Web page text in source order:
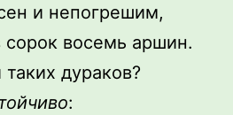
и непогрешим,
сорок восемь аршин.
дураков?
: